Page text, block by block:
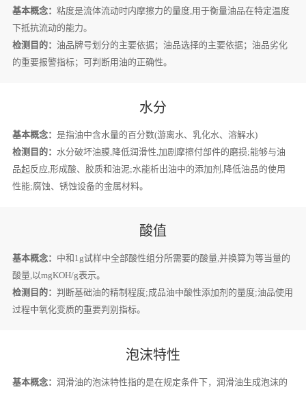
基本概念： 粘度是流体流动时内摩擦力的量度,用于衡量油品在特定温度
下抵抗流动的能力。
检测目的： 油品牌号划分的主要依据；油品选择的主要依据；油品劣化
的重要报警指标；可判断用油的正确性。
水分
基本概念： 是指油中含水量的百分数(游离水、乳化水、溶解水)
检测目的： 水分破坏油膜,降低润滑性,加剧摩擦付部件的磨损;能够与油
品起反应,形成酸、胶质和油泥;水能析出油中的添加剂,降低油品的使用
性能;腐蚀、锈蚀设备的金属材料。
酸值
基本概念： 中和1g试样中全部酸性组分所需要的酸量,并换算为等当量的
酸量,以mgKOH/g表示。
检测目的： 判断基础油的精制程度;成品油中酸性添加剂的量度;油品使用
过程中氧化变质的重要判别指标。
泡沫特性
基本概念： 润滑油的泡沫特性指的是在规定条件下，润滑油生成泡沫的